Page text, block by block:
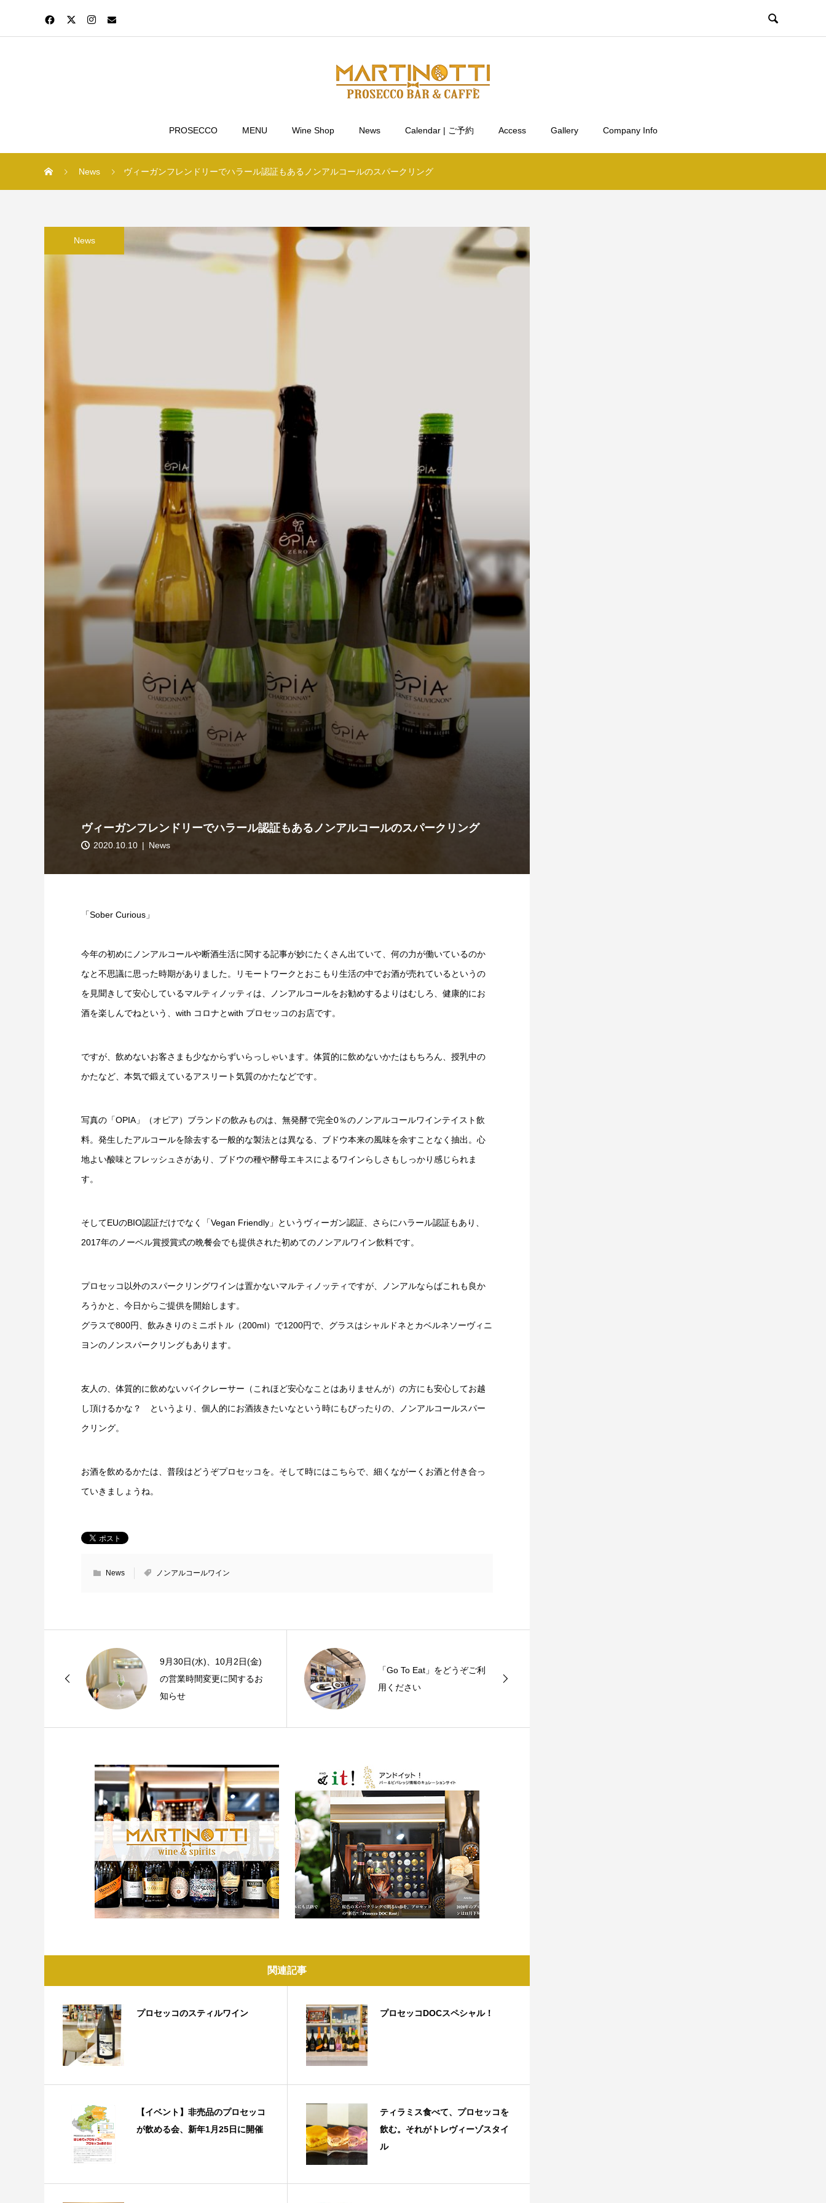

PROSECCO MENU Wine Shop News Calendar | ご予約 Access Gallery Company Info
News ヴィーガンフレンドリーでハラール認証もあるノンアルコールのスパークリング
News
ヴィーガンフレンドリーでハラール認証もあるノンアルコールのスパークリング
2020.10.10 News
「Sober Curious」
今年の初めにノンアルコールや断酒生活に関する記事が妙にたくさん出ていて、何の力が働いているのか
なと不思議に思った時期がありました。リモートワークとおこもり生活の中でお酒が売れているというの
を見聞きして安心しているマルティノッティは、ノンアルコールをお勧めするよりはむしろ、健康的にお
酒を楽しんでねという、with コロナとwith プロセッコのお店です。
ですが、飲めないお客さまも少なからずいらっしゃいます。体質的に飲めないかたはもちろん、授乳中の
かたなど、本気で鍛えているアスリート気質のかたなどです。
写真の「OPIA」（オピア）ブランドの飲みものは、無発酵で完全0％のノンアルコールワインテイスト飲
料。発生したアルコールを除去する一般的な製法とは異なる、ブドウ本来の風味を余すことなく抽出。心
地よい酸味とフレッシュさがあり、ブドウの種や酵母エキスによるワインらしさもしっかり感じられま
す。
そしてEUのBIO認証だけでなく「Vegan Friendly」というヴィーガン認証、さらにハラール認証もあり、
2017年のノーベル賞授賞式の晩餐会でも提供された初めてのノンアルワイン飲料です。
プロセッコ以外のスパークリングワインは置かないマルティノッティですが、ノンアルならばこれも良か
ろうかと、今日からご提供を開始します。
グラスで800円、飲みきりのミニボトル（200ml）で1200円で、グラスはシャルドネとカベルネソーヴィニ
ヨンのノンスパークリングもあります。
友人の、体質的に飲めないバイクレーサー（これほど安心なことはありませんが）の方にも安心してお越
し頂けるかな？ というより、個人的にお酒抜きたいなという時にもぴったりの、ノンアルコールスパー
クリング。
お酒を飲めるかたは、普段はどうぞプロセッコを。そして時にはこちらで、細くながーくお酒と付き合っ
ていきましょうね。
News ノンアルコールワイン
9月30日(水)、10月2日(金)
の営業時間変更に関するお
知らせ
「Go To Eat」をどうぞご利
用ください
関連記事
プロセッコのスティルワイン プロセッコDOCスペシャル！
【イベント】非売品のプロセッコ
が飲める会、新年1月25日に開催
ティラミス食べて、プロセッコを
飲む。それがトレヴィーゾスタイ
ル